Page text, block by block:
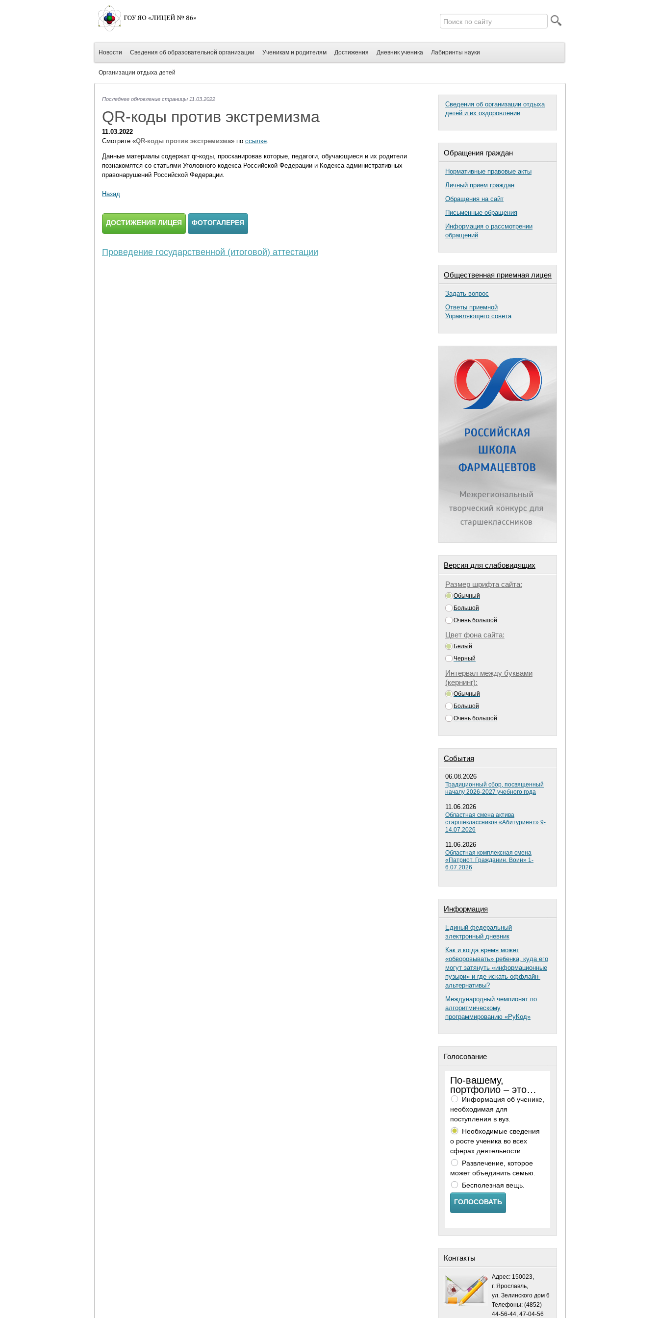
Новости Сведения об образовательной организации Ученикам и родителям Достижения Дневник ученика Лабиринты науки
Организации отдыха детей
Последнее обновление страницы 11.03.2022
QR-коды против экстремизма
11.03.2022
Смотрите «QR-коды против экстремизма» по ссылке.
Данные материалы содержат qr-коды, просканировав которые, педагоги, обучающиеся и их родители
познакомятся со статьями Уголовного кодекса Российской Федерации и Кодекса административных
правонарушений Российской Федерации.
Назад
ДОСТИЖЕНИЯ ЛИЦЕЯ ФОТОГАЛЕРЕЯ
Проведение государственной (итоговой) аттестации
Сведения об организации отдыха
детей и их оздоровлении
Обращения граждан
Нормативные правовые акты
Личный прием граждан
Обращения на сайт
Письменные обращения
Информация о рассмотрении
обращений
Общественная приемная лицея
Задать вопрос
Ответы приемной
Управляющего совета
Версия для слабовидящих
Размер шрифта сайта:
Обычный
Большой
Очень большой
Цвет фона сайта:
Белый
Черный
Интервал между буквами
(кернинг):
Обычный
Большой
Очень большой
Cобытия
06.08.2026
Традиционный сбор, посвященный
началу 2026-2027 учебного года
11.06.2026
Областная смена актива
старшеклассников «Абитуриент» 9-
14.07.2026
11.06.2026
Областная комплексная смена
«Патриот. Гражданин. Воин» 1-
6.07.2026
Информация
Единый федеральный
электронный дневник
Как и когда время может
«обворовывать» ребенка, куда его
могут затянуть «информационные
пузыри» и где искать оффлайн-
альтернативы?
Международный чемпионат по
алгоритмическому
программированию «РуКод»
Голосование
По-вашему,
портфолио – это…
Информация об ученике,
необходимая для
поступления в вуз.
Необходимые сведения
о росте ученика во всех
сферах деятельности.
Развлечение, которое
может объединить семью.
Бесполезная вещь.
ГОЛОСОВАТЬ
Контакты
Адрес: 150023,
г. Ярославль,
ул. Зелинского дом 6
Телефоны: (4852)
44-56-44, 47-04-56